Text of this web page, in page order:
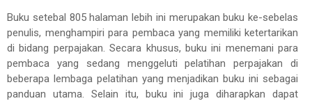
Buku setebal 805 halaman lebih ini merupakan buku ke-sebelas
penulis, menghampiri para pembaca yang memiliki ketertarikan
di bidang perpajakan. Secara khusus, buku ini menemani para
pembaca yang sedang menggeluti pelatihan perpajakan di
beberapa lembaga pelatihan yang menjadikan buku ini sebagai
panduan utama. Selain itu, buku ini juga diharapkan dapat